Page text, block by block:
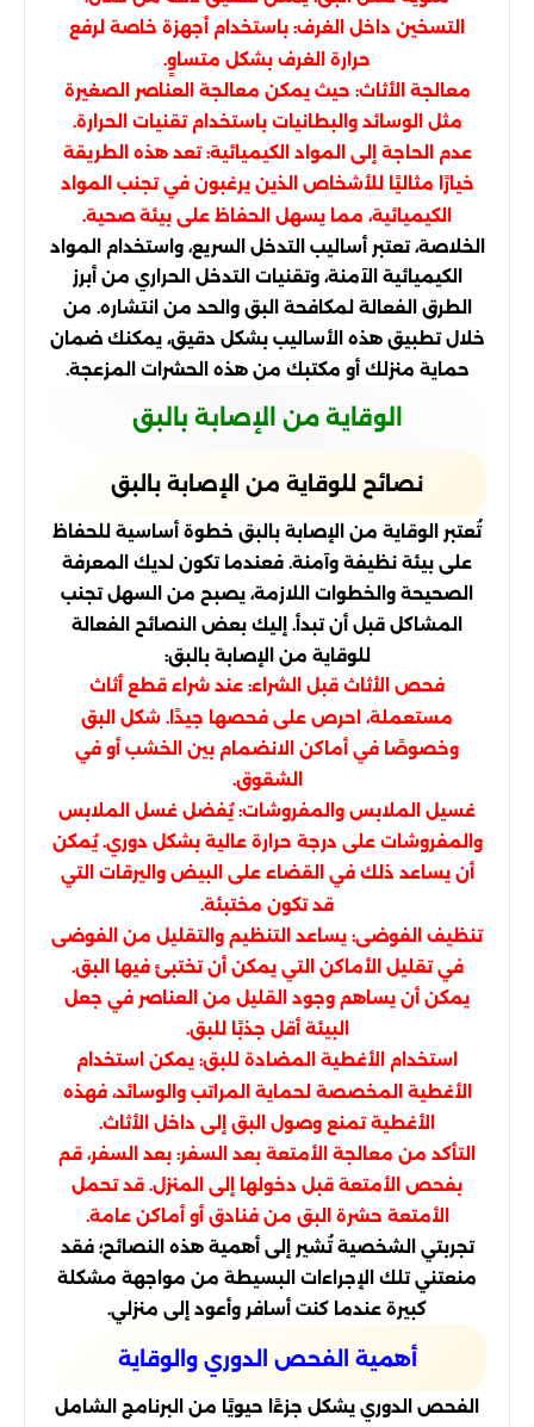
التسخين داخل الغرف: باستخدام أجهزة خاصة لرفع
حرارة الغرف بشكل متساوٍ.
معالجة الأثاث: حيث يمكن معالجة العناصر الصغيرة
مثل الوسائد والبطانيات باستخدام تقنيات الحرارة.
عدم الحاجة إلى المواد الكيميائية: تعد هذه الطريقة
خيارًا مثاليًا للأشخاص الذين يرغبون في تجنب المواد
الكيميائية، مما يسهل الحفاظ على بيئة صحية.
الخلاصة، تعتبر أساليب التدخل السريع، واستخدام المواد
الكيميائية الآمنة، وتقنيات التدخل الحراري من أبرز
الطرق الفعالة لمكافحة البق والحد من انتشاره. من
خلال تطبيق هذه الأساليب بشكل دقيق، يمكنك ضمان
حماية منزلك أو مكتبك من هذه الحشرات المزعجة.
الوقاية من الإصابة بالبق
نصائح للوقاية من الإصابة بالبق
تُعتبر الوقاية من الإصابة بالبق خطوة أساسية للحفاظ
على بيئة نظيفة وآمنة. فعندما تكون لديك المعرفة
الصحيحة والخطوات اللازمة، يصبح من السهل تجنب
المشاكل قبل أن تبدأ. إليك بعض النصائح الفعالة
للوقاية من الإصابة بالبق:
فحص الأثاث قبل الشراء: عند شراء قطع أثاث
مستعملة، احرص على فحصها جيدًا. شكل البق
وخصوصًا في أماكن الانضمام بين الخشب أو في
الشقوق.
غسيل الملابس والمفروشات: يُفضل غسل الملابس
والمفروشات على درجة حرارة عالية بشكل دوري. يُمكن
أن يساعد ذلك في القضاء على البيض واليرقات التي
قد تكون مختبئة.
تنظيف الفوضى: يساعد التنظيم والتقليل من الفوضى
في تقليل الأماكن التي يمكن أن تختبئ فيها البق.
يمكن أن يساهم وجود القليل من العناصر في جعل
البيئة أقل جذبًا للبق.
استخدام الأغطية المضادة للبق: يمكن استخدام
الأغطية المخصصة لحماية المراتب والوسائد، فهذه
الأغطية تمنع وصول البق إلى داخل الأثاث.
التأكد من معالجة الأمتعة بعد السفر: بعد السفر، قم
بفحص الأمتعة قبل دخولها إلى المنزل. قد تحمل
الأمتعة حشرة البق من فنادق أو أماكن عامة.
تجربتي الشخصية تُشير إلى أهمية هذه النصائح؛ فقد
منعتني تلك الإجراءات البسيطة من مواجهة مشكلة
كبيرة عندما كنت أسافر وأعود إلى منزلي.
أهمية الفحص الدوري والوقاية
الفحص الدوري يشكل جزءًا حيويًا من البرنامج الشامل